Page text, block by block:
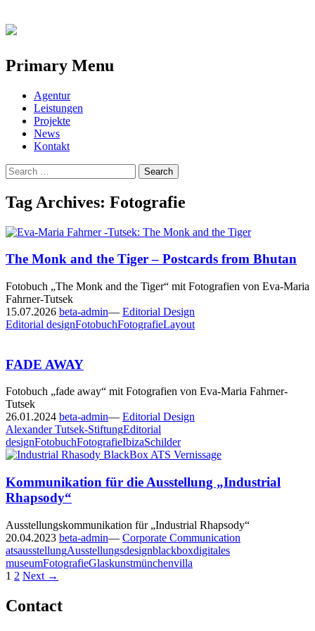
Primary Menu
Skip
content
Agentur
Leistungen
Projekte
News
Kontakt
Search
for:
Tag Archives: Fotografie
The Monk and the Tiger – Postcards from Bhutan
Fotobuch „The Monk and the Tiger“ mit Fotografien von Eva-Maria
Fahrner-Tutsek
15.07.2026 beta-admin— Editorial Design
Editorial designFotobuchFotografieLayout
FADE AWAY
Fotobuch „fade away“ mit Fotografien von Eva-Maria Fahrner-
Tutsek
26.01.2024 beta-admin— Editorial Design
Alexander Tutsek-StiftungEditorial
designFotobuchFotografieIbizaSchilder
Kommunikation für die Ausstellung „Industrial
Rhapsody“
Ausstellungskommunikation für „Industrial Rhapsody“
20.04.2023 beta-admin— Corporate Communication
atsausstellungAusstellungsdesignblackboxdigitales
museumFotografieGlaskunstmünchenvilla
Posts
1 2 Next →
Contact